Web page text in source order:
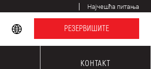
Најчешћа питања
РЕЗЕРВИШИТЕ
КОНТАКТ